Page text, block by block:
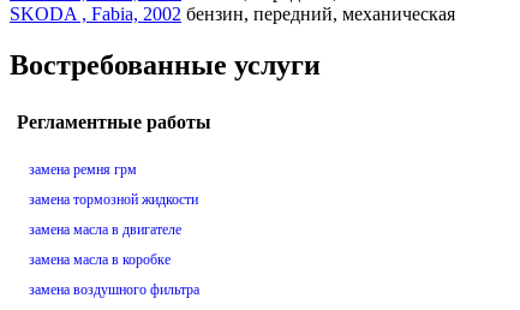
SKODA , Fabia, 2002 бензин, передний, механическая
Востребованные услуги
Регламентные работы
замена ремня грм
замена тормозной жидкости
замена масла в двигателе
замена масла в коробке
замена воздушного фильтра